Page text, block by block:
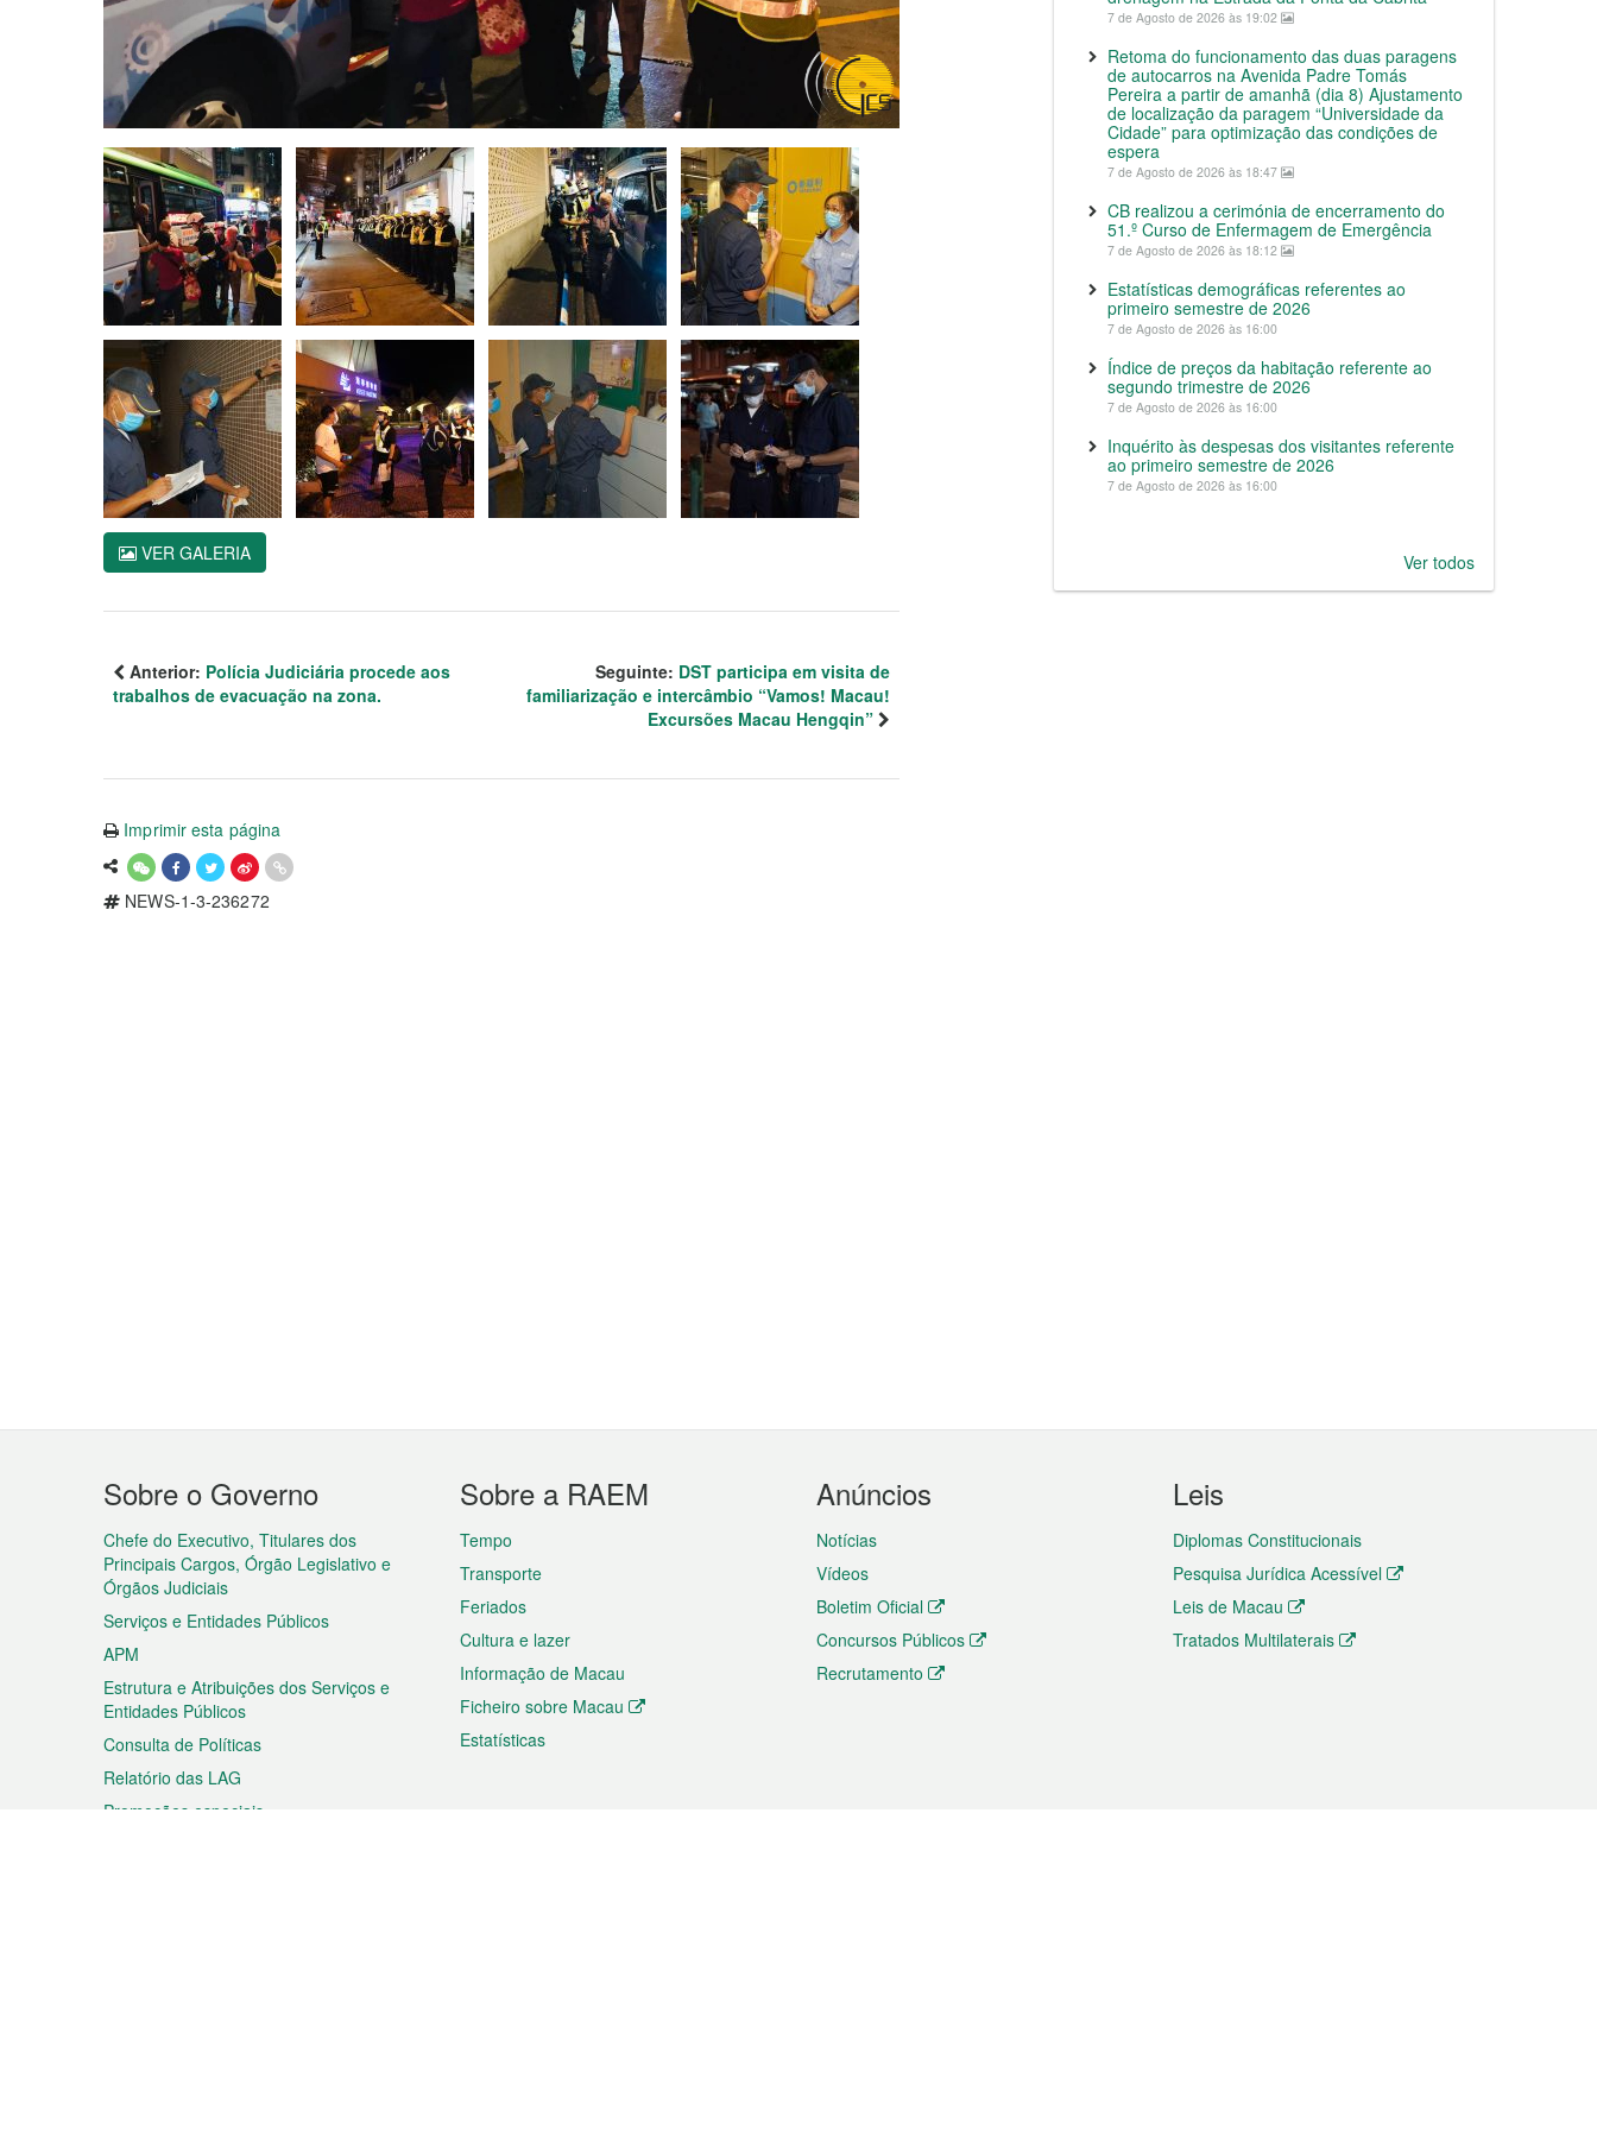
VER GALERIA
Anterior: Polícia Judiciária procede aos
trabalhos de evacuação na zona.
Seguinte: DST participa em visita de
familiarização e intercâmbio “Vamos! Macau!
Excursões Macau Hengqin”
Imprimir esta página
NEWS-1-3-236272
7 de Agosto de 2026 às 19:02
Retoma do funcionamento das duas paragens
de autocarros na Avenida Padre Tomás
Pereira a partir de amanhã (dia 8) Ajustamento
de localização da paragem “Universidade da
Cidade” para optimização das condições de
espera
7 de Agosto de 2026 às 18:47
CB realizou a cerimónia de encerramento do
51.º Curso de Enfermagem de Emergência
7 de Agosto de 2026 às 18:12
Estatísticas demográficas referentes ao
primeiro semestre de 2026
7 de Agosto de 2026 às 16:00
Índice de preços da habitação referente ao
segundo trimestre de 2026
7 de Agosto de 2026 às 16:00
Inquérito às despesas dos visitantes referente
ao primeiro semestre de 2026
7 de Agosto de 2026 às 16:00
Ver todos
Menu
do
rodapé
Sobre o Governo
Chefe do Executivo, Titulares dos
Principais Cargos, Órgão Legislativo e
Órgãos Judiciais
Serviços e Entidades Públicos
APM
Estrutura e Atribuições dos Serviços e
Entidades Públicos
Consulta de Políticas
Relatório das LAG
Promoções especiais
Sobre a RAEM
Tempo
Transporte
Feriados
Cultura e lazer
Informação de Macau
Ficheiro sobre Macau
Estatísticas
Anúncios
Notícias
Vídeos
Boletim Oficial
Concursos Públicos
Recrutamento
Leis
Diplomas Constitucionais
Pesquisa Jurídica Acessível
Leis de Macau
Tratados Multilaterais